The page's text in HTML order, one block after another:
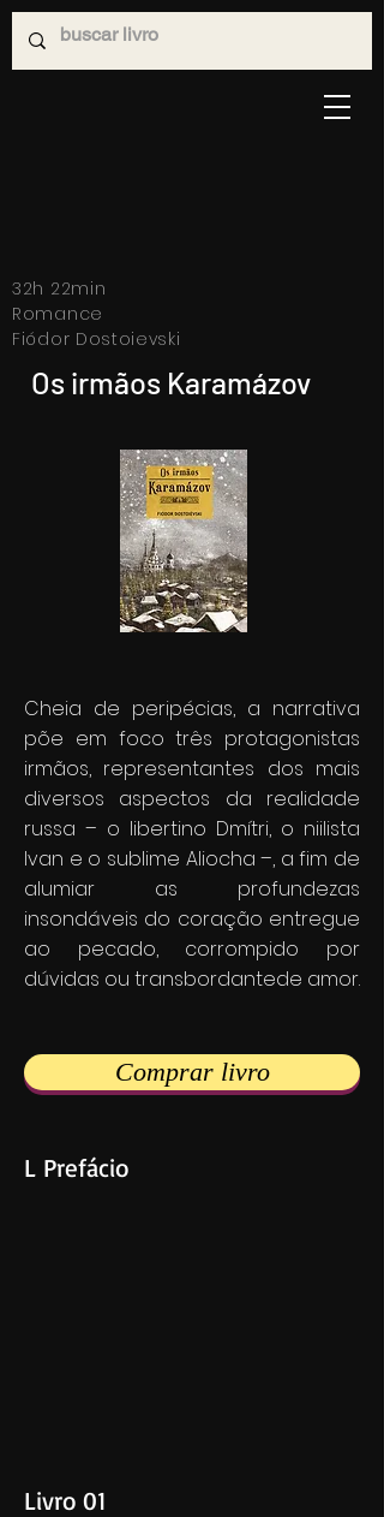
32h 22min
Romance
Fiódor Dostoievski
Os irmãos Karamázov
Cheia de peripécias, a narrativa
põe em foco três protagonistas
irmãos, representantes dos mais
diversos aspectos da realidade
russa – o libertino Dmítri, o niilista
Ivan e o sublime Aliocha –, a fim de
alumiar as profundezas
insondáveis do coração entregue
ao pecado, corrompido por
dúvidas ou transbordantede amor.
Comprar livro
L Prefácio
Livro 01